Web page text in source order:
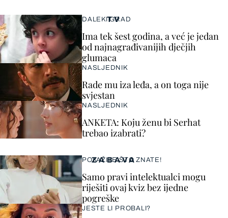
ZABAVA
POKAŽITE ŠTO ZNATE!
Samo pravi intelektualci mogu
riješiti ovaj kviz bez ijedne
pogreške
JESTE LI PROBALI?
TV
DALEKI GRAD
Ima tek šest godina, a već je jedan
od najnagrađivanijih dječjih
glumaca
NASLJEDNIK
Rade mu iza leđa, a on toga nije
svjestan
NASLJEDNIK
ANKETA: Koju ženu bi Serhat
trebao izabrati?